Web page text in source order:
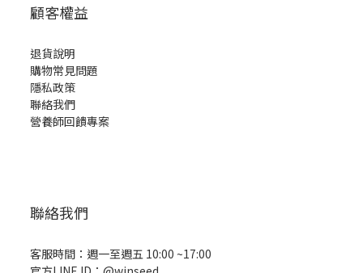
顧客權益
退貨說明
購物常見問題
隱私政策
聯絡我們
營養師回饋專案
聯絡我們
客服時間：週一至週五 10:00 ~17:00